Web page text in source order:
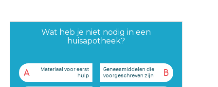
Wat heb je niet nodig in een
huisapotheek?
A
Materiaal voor eerst
hulp
B
Geneesmiddelen die
voorgeschreven zijn